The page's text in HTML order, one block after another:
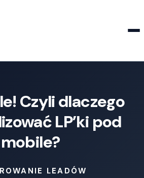
Czyli dlaczego
LP’ki pod
mobile?
LEADÓW